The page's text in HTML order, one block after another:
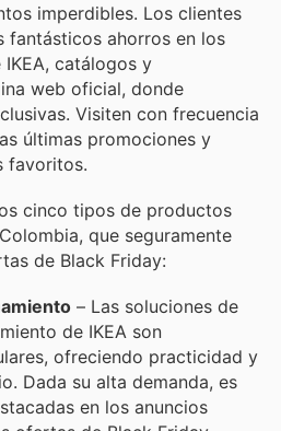
imperdibles. Los clientes
fantásticos ahorros en los
IKEA, catálogos y
web oficial, donde
Visiten con frecuencia
últimas promociones y
favoritos.
cinco tipos de productos
que seguramente
de Black Friday:
– Las soluciones de
de IKEA son
ofreciendo practicidad y
Dada su alta demanda, es
en los anuncios